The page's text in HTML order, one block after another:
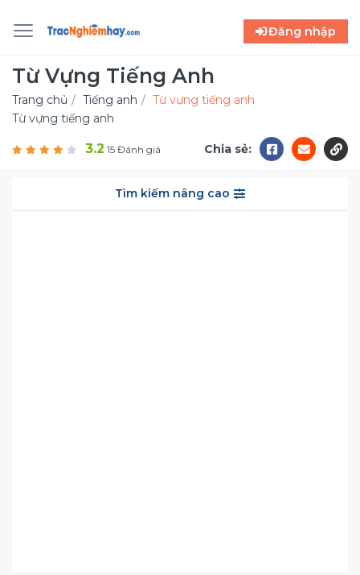
Đăng nhập
Từ Vựng Tiếng Anh
Trang chủ Tiếng anh
Từ vựng tiếng anh
Từ vựng tiếng anh
3.2 15 Đánh giá Chia sẻ:
Tìm kiếm nâng cao